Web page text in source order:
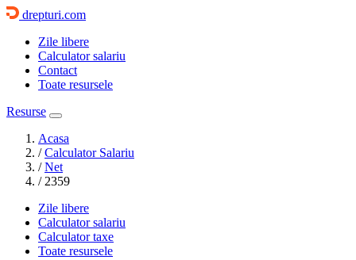
drepturi.com
Zile libere
Calculator salariu
Contact
Toate resursele
Resurse
Acasa
/ Calculator Salariu
/ Net
/ 2359
Zile libere
Calculator salariu
Calculator taxe
Toate resursele